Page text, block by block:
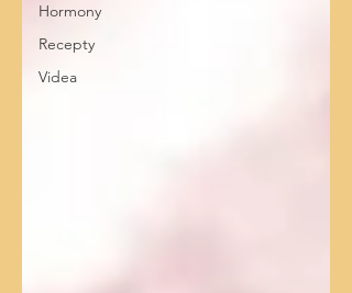
Hormony
Recepty
Videa